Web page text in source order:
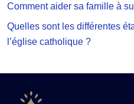
Comment aider sa famille à
Quelles sont les différentes
l’église catholique ?